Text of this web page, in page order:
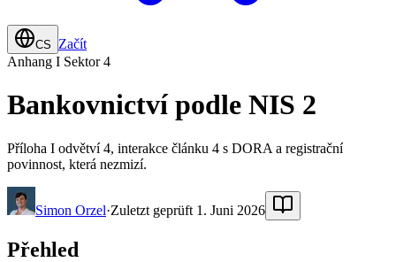
CS
Začít
Anhang I Sektor 4
Bankovnictví podle NIS 2
Příloha I odvětví 4, interakce článku 4 s DORA a registrační
povinnost, která nezmizí.
Simon Orzel·Zuletzt geprüft 1. Juni 2026
Přehled